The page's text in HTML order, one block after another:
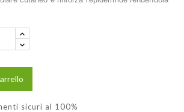
sicuri al 100%